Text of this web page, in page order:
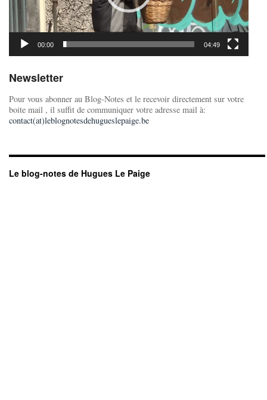
00:00 04:49
Newsletter
Pour vous abonner au Blog-Notes et le recevoir directement sur votre
boite mail , il suffit de communiquer votre adresse mail à:
contact(at)leblognotesdehugueslepaige.be
Le blog-notes de Hugues Le Paige